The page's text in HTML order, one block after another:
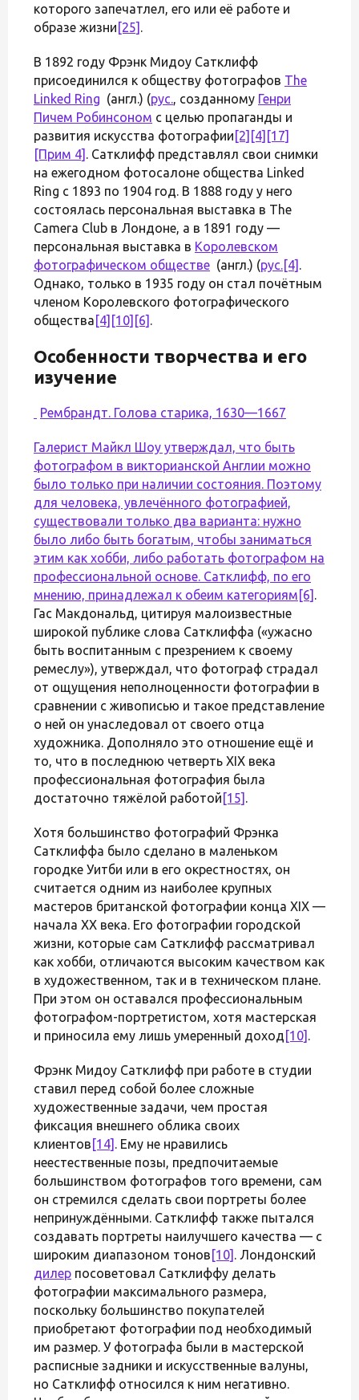
которого запечатлел, его или её работе и
образе жизни [25] .
В 1892 году Фрэнк Мидоу Сатклифф
присоединился к обществу фотографов The
Linked Ring (англ.) (рус., созданному Генри
Пичем Робинсоном с целью пропаганды и
развития искусства фотографии [2] [4] [17]
[Прим 4] . Сатклифф представлял свои снимки
на ежегодном фотосалоне общества Linked
Ring с 1893 по 1904 год. В 1888 году у него
состоялась персональная выставка в The
Camera Club в Лондоне, а в 1891 году —
персональная выставка в Королевском
фотографическом обществе (англ.) (рус.[4] .
Однако, только в 1935 году он стал почётным
членом Королевского фотографического
общества [4] [10] [6] .
Особенности творчества и его
изучение
Рембрандт. Голова старика, 1630—1667
Галерист Майкл Шоу утверждал, что быть
фотографом в викторианской Англии можно
было только при наличии состояния. Поэтому
для человека, увлечённого фотографией,
существовали только два варианта: нужно
было либо быть богатым, чтобы заниматься
этим как хобби, либо работать фотографом на
профессиональной основе. Сатклифф, по его
мнению, принадлежал к обеим категориям [6] .
Гас Макдональд, цитируя малоизвестные
широкой публике слова Сатклиффа («ужасно
быть воспитанным с презрением к своему
ремеслу»), утверждал, что фотограф страдал
от ощущения неполноценности фотографии в
сравнении с живописью и такое представление
о ней он унаследовал от своего отца
художника. Дополняло это отношение ещё и
то, что в последнюю четверть XIX века
профессиональная фотография была
достаточно тяжёлой работой [15] .
Хотя большинство фотографий Фрэнка
Сатклиффа было сделано в маленьком
городке Уитби или в его окрестностях, он
считается одним из наиболее крупных
мастеров британской фотографии конца XIX —
начала XX века. Его фотографии городской
жизни, которые сам Сатклифф рассматривал
как хобби, отличаются высоким качеством как
в художественном, так и в техническом плане.
При этом он оставался профессиональным
фотографом-портретистом, хотя мастерская
и приносила ему лишь умеренный доход [10] .
Фрэнк Мидоу Сатклифф при работе в студии
ставил перед собой более сложные
художественные задачи, чем простая
фиксация внешнего облика своих
клиентов [14] . Ему не нравились
неестественные позы, предпочитаемые
большинством фотографов того времени, сам
он стремился сделать свои портреты более
непринуждёнными. Сатклифф также пытался
создавать портреты наилучшего качества — с
широким диапазоном тонов [10] . Лондонский
дилер посоветовал Сатклиффу делать
фотографии максимального размера,
поскольку большинство покупателей
приобретают фотографии под необходимый
им размер. У фотографа были в мастерской
расписные задники и искусственные валуны,
но Сатклифф относился к ним негативно.